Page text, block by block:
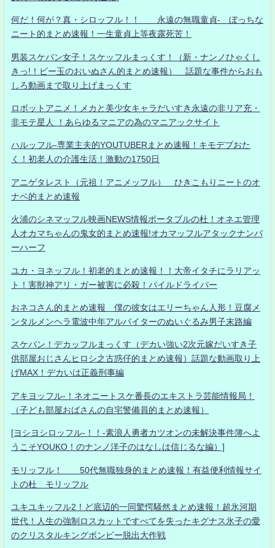
何だ！何が？真・シロッフル！！ 永遠の無職童貞- ぼっちな
ニート的まとめ速報！一生童貞上等夜露死苦！
男装スケバン女子！スケッフルまっくす！（新・ナンノひゃくし
きっ!！ビー玉のおいぬさん的まとめ速報） 話題な事件からおも
しろ動画まで取り上げまっくす
ロボットアニメ！メカと美少女キャラだいすき永遠の非リア充・
非モテ星人 ！あらゆるマニアの為のマニアックサイト
ハルッフル-専業主夫的YOUTUBERまとめ速報！キモデブおた
く！初老人の介護生活！激動の1750日
アニゲタレスト（元祖！アニメッフル） ひきこもりニートのオ
ナベ的まとめ速報
火浦のシネマッフル映画NEWS情報ポータブルの杜！オネエ管理
人オカマちゃんの鬼女的まとめ速報!オカマッフルアタックナンバ
ーハーフ
ユカ・ヨネッフル！初老的まとめ速報！！大帝イタチにラリアッ
ト！害獣神アリ・ガー被害に必殺！パイルドライバー
おネコさん的まとめ速報 僕の彼女はエリーちゃん人形！豆腐メ
ンタルメンヘラ電波中年アルバイターのぬいぐるみ男子末路編
スケバン！デカッフルまっくす（デカい強い2次元嫁だいすき子
供部屋おじさんヒロシ之古惑仔的まとめ速報）話題な動画取り上
げMAX！デカいは正義刑事編
アキヨッフル-！ネオニートスケ番長のエキストラ芸能情報局！
（子ども部屋おばさんの自宅警備員的まとめ速報）
[ヨシヨシロッフル-！！-素浪人勇者カツオンの未解決事件簿へよ
うこそYOUKO！のナンノ洋子のはなしは信じるな編）]
モリッフル！ 50代無職独身的まとめ速報！有益便利情報サイ
トの杜 モリッフル
ユキユキッフル2！ど底辺的一同驚愕騒然まとめ速報！超氷河期
世代！人生の強制ロスカットですべてを失ったキグナス氷子の愛
のクリスタルキングボンビー脱出大作戦